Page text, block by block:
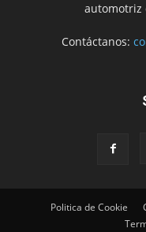
automotriz
Contáctanos:
Politica de Cookie